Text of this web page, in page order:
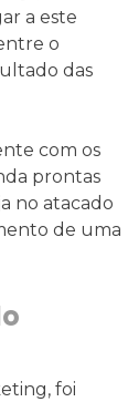
a este
o
das
com os
prontas
no atacado
de uma
foi